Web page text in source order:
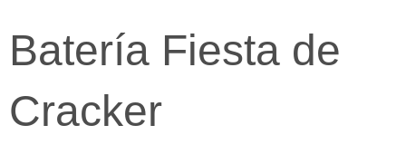
Batería Fiesta de
Cracker